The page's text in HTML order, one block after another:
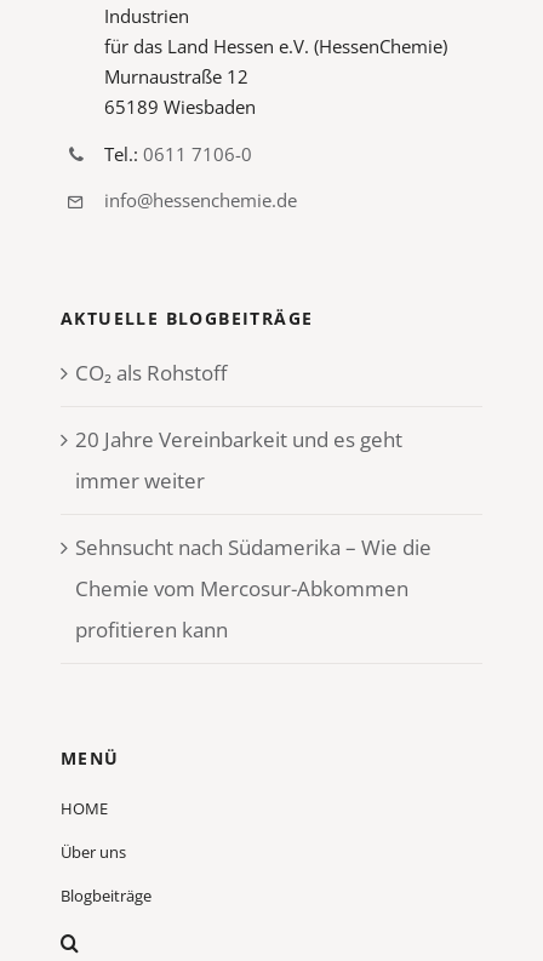
Industrien
für das Land Hessen e.V. (HessenChemie)
Murnaustraße 12
65189 Wiesbaden
Tel.: 0611 7106-0
info@hessenchemie.de
AKTUELLE BLOGBEITRÄGE
CO₂ als Rohstoff
20 Jahre Vereinbarkeit und es geht
immer weiter
Sehnsucht nach Südamerika – Wie die
Chemie vom Mercosur-Abkommen
profitieren kann
MENÜ
HOME
Über uns
Blogbeiträge